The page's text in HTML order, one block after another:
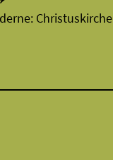
Christuskirche